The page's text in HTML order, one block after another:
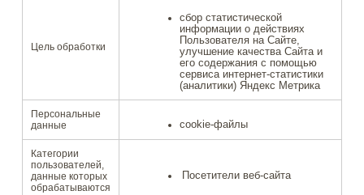
Цель обработки
сбор статистической
информации о действиях
Пользователя на Сайте,
улучшение качества Сайта и
его содержания с помощью
сервиса интернет-статистики
(аналитики) Яндекс Метрика
Персональные
данные
cookie-файлы
Категории
пользователей,
данные которых
обрабатываются
Посетители веб-сайта